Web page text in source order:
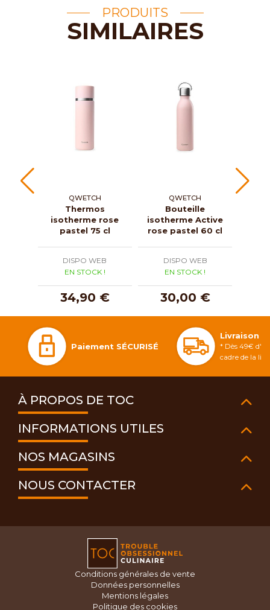
PRODUITS
SIMILAIRES
QWETCH
Thermos
isotherme rose
pastel 75 cl
DISPO WEB
EN STOCK !
34,90 €
QWETCH
Bouteille
isotherme Active
rose pastel 60 cl
DISPO WEB
EN STOCK !
30,00 €
Paiement SÉCURISÉ
Livraison
* Dès 49€
cadre de la
À PROPOS DE TOC
INFORMATIONS UTILES
NOS MAGASINS
NOUS CONTACTER
Conditions générales de vente
Données personnelles
Mentions légales
Politique des cookies